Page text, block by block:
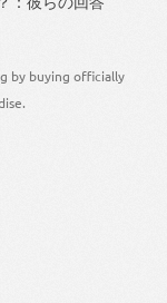
by buying officially